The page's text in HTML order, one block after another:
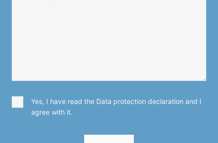
Yes, I have read the Data protection declaration and I
agree with it.